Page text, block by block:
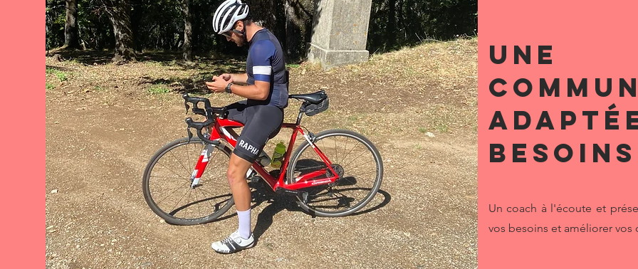
une
besoins
Un coach à l'écoute et
vos besoins et améliorer